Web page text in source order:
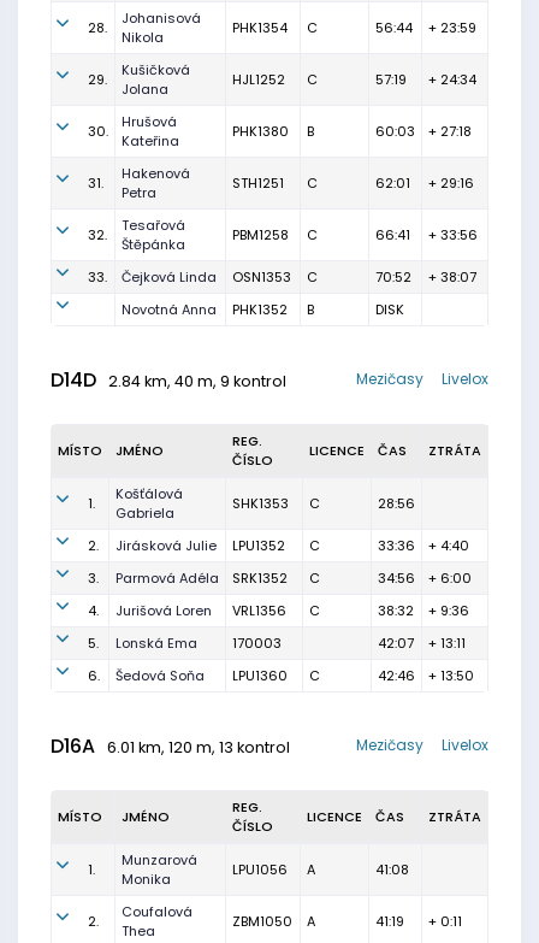
28.
Johanisová
Nikola
PHK1354 C 56:44 + 23:59
29.
Kušičková
Jolana
HJL1252 C 57:19 + 24:34
30.
Hrušová
Kateřina
PHK1380 B 60:03 + 27:18
31.
Hakenová
Petra
STH1251 C 62:01 + 29:16
32.
Tesařová
Štěpánka
PBM1258 C 66:41 + 33:56
33. Čejková Linda OSN1353 C 70:52
+ 38:07
Novotná Anna
PHK1352 B DISK
D14D 2.84 km, 40 m, 9 kontrol Livelox
Mezičasy
MÍSTO JMÉNO
REG.
ČÍSLO
LICENCE ČAS ZTRÁTA
1.
Košťálová
Gabriela
SHK1353 C 28:56
2. Jirásková Julie LPU1352 C 33:36
+ 4:40
3.
Parmová Adéla SRK1352 C 34:56
+ 6:00
4.
Jurišová Loren VRL1356 C 38:32
+ 9:36
5.
Lonská Ema 170003 42:07
+ 13:11
6.
Šedová Soňa LPU1360 C 42:46 + 13:50
D16A 6.01 km, 120 m, 13 kontrol Livelox
Mezičasy
MÍSTO JMÉNO
REG.
ČÍSLO
LICENCE ČAS ZTRÁTA
1.
Munzarová
Monika
LPU1056 A 41:08
2.
Coufalová
Thea
ZBM1050 A 41:19 + 0:11